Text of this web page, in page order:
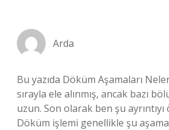
Arda
Bu yazıda Döküm Aşamaları
sırayla ele alınmış, ancak bazı
uzun. Son olarak ben şu
Döküm işlemi genellikle şu